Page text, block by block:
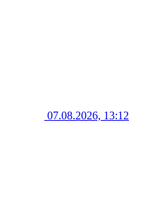
07.08.2026, 13:12